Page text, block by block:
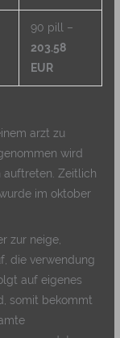
90 pill –
203.58
EUR
arzt zu
wird
auftreten. Zeitlich
im oktober
zur neige,
die verwendung
auf eigenes
somit bekommt